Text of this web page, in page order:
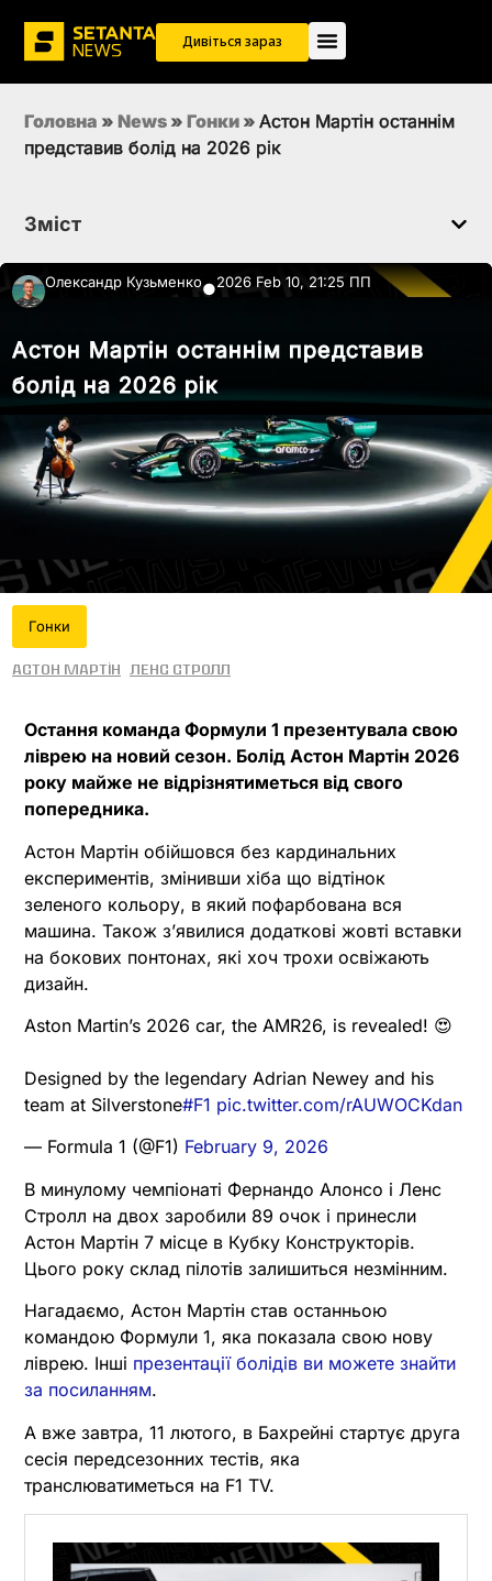
Дивіться зараз
Головна » News » Гонки » Астон Мартін останнім
представив болід на 2026 рік
Зміст
Олександр Кузьменко●2026 Feb 10, 21:25 ПП
Астон Мартін останнім представив
болід на 2026 рік
Гонки
Астон Мартін Ленс Стролл
Остання команда Формули 1 презентувала свою
ліврею на новий сезон. Болід Астон Мартін 2026
року майже не відрізнятиметься від свого
попередника.
Астон Мартін обійшовся без кардинальних
експериментів, змінивши хіба що відтінок
зеленого кольору, в який пофарбована вся
машина. Також зʼявилися додаткові жовті вставки
на бокових понтонах, які хоч трохи освіжають
дизайн.
Aston Martin’s 2026 car, the AMR26, is revealed! 😍
Designed by the legendary Adrian Newey and his
team at Silverstone#F1 pic.twitter.com/rAUWOCKdan
— Formula 1 (@F1) February 9, 2026
В минулому чемпіонаті Фернандо Алонсо і Ленс
Стролл на двох заробили 89 очок і принесли
Астон Мартін 7 місце в Кубку Конструкторів.
Цього року склад пілотів залишиться незмінним.
Нагадаємо, Астон Мартін став останньою
командою Формули 1, яка показала свою нову
ліврею. Інші презентації болідів ви можете знайти
за посиланням.
А вже завтра, 11 лютого, в Бахрейні стартує друга
сесія передсезонних тестів, яка
транслюватиметься на F1 TV.